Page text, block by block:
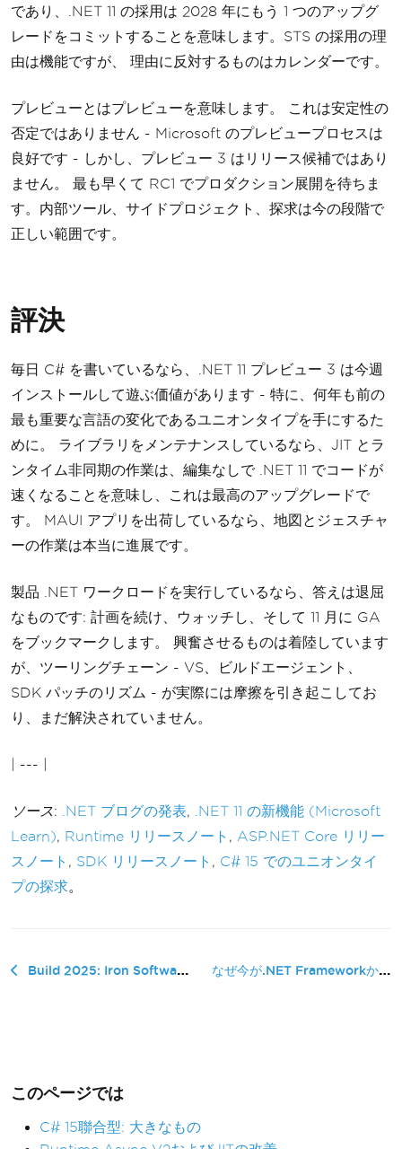
であり、.NET 11 の採用は 2028 年にもう 1 つのアップグ
レードをコミットすることを意味します。STS の採用の理
由は機能ですが、 理由に反対するものはカレンダーです。
プレビューとはプレビューを意味します。 これは安定性の
否定ではありません - Microsoft のプレビュープロセスは
良好です - しかし、プレビュー 3 はリリース候補ではあり
ません。 最も早くて RC1 でプロダクション展開を待ちま
す。内部ツール、サイドプロジェクト、探求は今の段階で
正しい範囲です。
評決
毎日 C# を書いているなら、.NET 11 プレビュー 3 は今週
インストールして遊ぶ価値があります - 特に、何年も前の
最も重要な言語の変化であるユニオンタイプを手にするた
めに。 ライブラリをメンテナンスしているなら、JIT とラ
ンタイム非同期の作業は、編集なしで .NET 11 でコードが
速くなることを意味し、これは最高のアップグレードで
す。 MAUI アプリを出荷しているなら、地図とジェスチャ
ーの作業は本当に進展です。
製品 .NET ワークロードを実行しているなら、答えは退屈
なものです: 計画を続け、ウォッチし、そして 11 月に GA
をブックマークします。 興奮させるものは着陸しています
が、ツーリングチェーン - VS、ビルドエージェント、
SDK パッチのリズム - が実際には摩擦を引き起こしてお
り、まだ解決されていません。
| --- |
ソース: .NET ブログの発表,
.NET 11 の新機能 (Microsoft
Learn), Runtime リリースノート , ASP.NET Core リリー
スノート , SDK リリースノート , C# 15 でのユニオンタイ
プの探求。
Build 2025: Iron Softwareのお客様のためのAI & .NETの展望 なぜ今が.NET Frameworkからモ...
このページでは
C# 15聯合型: 大きなもの